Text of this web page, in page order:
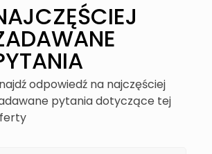
odpowiedź na najczęściej
pytania dotyczące tej